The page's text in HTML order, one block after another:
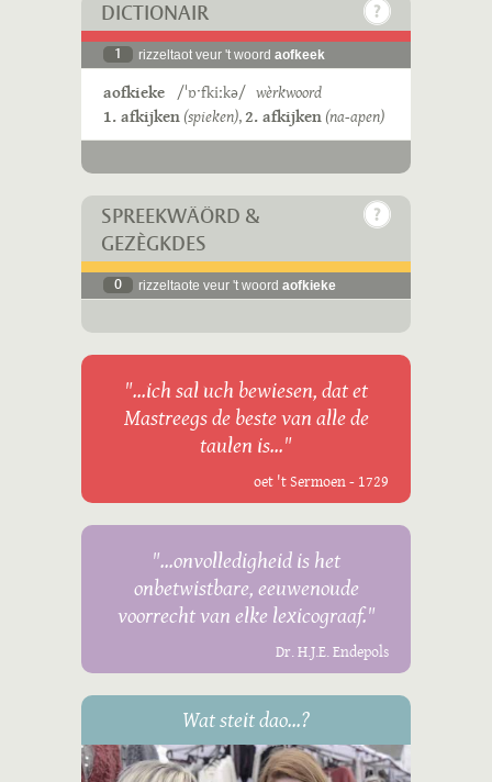
DICTIONAIR
1 rizzeltaot veur 't woord aofkeek
aofkieke /ˈɒˑfkiːkə/ wèrkwoord
1. afkijken(spieken),2. afkijken(na-apen)
SPREEKWÄÖRD &
GEZÈGKDES
0 rizzeltaote veur 't woord aofkieke
"...ich sal uch bewiesen, dat et
Mastreegs de beste van alle de
taulen is..."
oet 't Sermoen - 1729
"...onvolledigheid is het
onbetwistbare, eeuwenoude
voorrecht van elke lexicograaf."
Dr. H.J.E. Endepols
Wat steit dao...?